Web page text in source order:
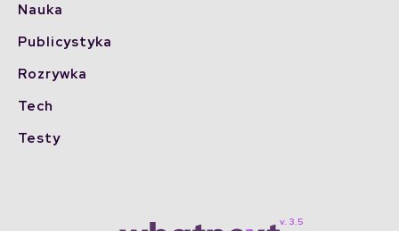
Nauka
Publicystyka
Rozrywka
Tech
Testy